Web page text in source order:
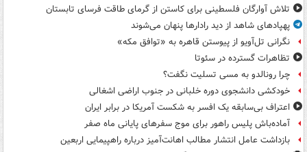
تلاش آوارگان فلسطینی برای کاستن از گرمای طاقت فرسای تابستان
پهپادهای شاهد از دید رادارها پنهان می‌شوند
نگرانی تل‌آویو از پیوستن قاهره به «توافق مکه»
تظاهرات گسترده در سئوتا
چرا رونالدو به مسی تسلیت نگفت؟
خودکشی دانشجوی دوره خلبانی در جنوب اراضی اشغالی
اعتراف بی‌سابقه یک افسر به شکست آمریکا در برابر ایران
آماده‌باش پلیس راهور برای موج سفرهای پایانی ماه صفر
بازداشت عامل انتشار مطالب اهانت‌آمیز درباره راهپیمایی اربعین